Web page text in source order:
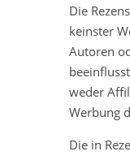
Die
keinster
Autoren
weder
Werbung
Die in